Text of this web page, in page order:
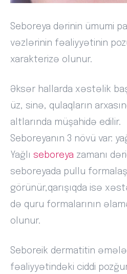
Seboreya dərinin ümumi
vəzlərinin fəaliyyətinin
xarakterizə olunur.
Əksər hallarda xəstəlik
üz, sinə, qulaqların
altlarında müşahidə edilir.
Seboreyanın 3 növü var:
Yağlı seboreya zamanı
seboreyada pullu
görünür,qarışıqda isə
də quru formalarının
olunur.
Seboreik dermatitin
fəaliyyətindəki ciddi